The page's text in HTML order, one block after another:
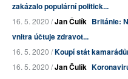
zakázalo populární politick...
16. 5. 2020 /Jan Čulík Británie:
vnitra účtuje zdravot...
16. 5. 2020 /Koupí stát
16. 5. 2020 /Jan Čulík